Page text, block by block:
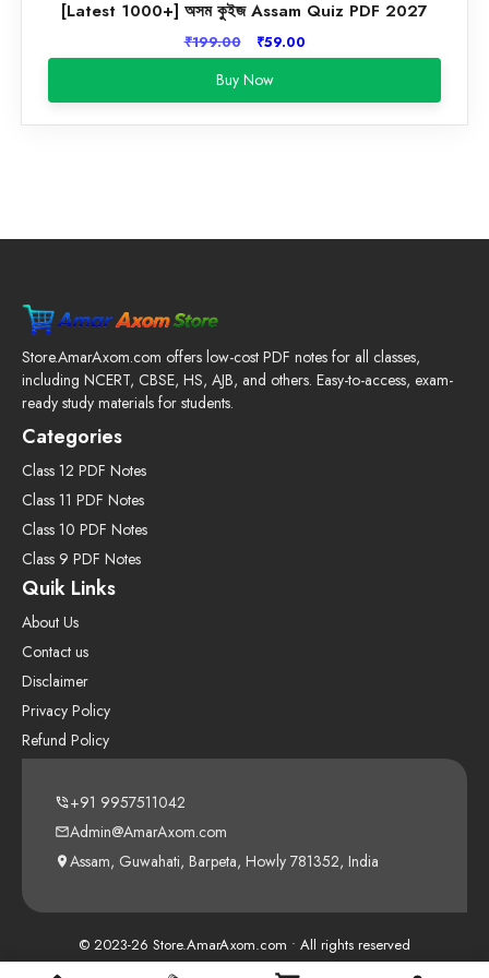
[Latest 1000+] অসম কুইজ Assam Quiz PDF 2027
₹199.00
Original
price
was:
₹199.00.
₹59.00Current
price
₹59.00.
Buy Now
Store.AmarAxom.com offers low-cost PDF notes for all classes,
including NCERT, CBSE, HS, AJB, and others. Easy-to-access, exam-
ready study materials for students.
Categories
Class 12 PDF Notes
Class 11 PDF Notes
Class 10 PDF Notes
Class 9 PDF Notes
Quik Links
About Us
Contact us
Disclaimer
Privacy Policy
Refund Policy
+91 9957511042
Admin@AmarAxom.com
Assam, Guwahati, Barpeta, Howly 781352, India
© 2023-26 Store.AmarAxom.com • All rights reserved